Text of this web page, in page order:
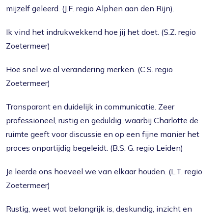
mijzelf geleerd. (J.F. regio Alphen aan den Rijn).
Ik vind het indrukwekkend hoe jij het doet. (S.Z. regio
Zoetermeer)
Hoe snel we al verandering merken. (C.S. regio
Zoetermeer)
Transparant en duidelijk in communicatie. Zeer
professioneel, rustig en geduldig, waarbij Charlotte de
ruimte geeft voor discussie en op een fijne manier het
proces onpartijdig begeleidt. (B.S. G. regio Leiden)
Je leerde ons hoeveel we van elkaar houden. (L.T. regio
Zoetermeer)
Rustig, weet wat belangrijk is, deskundig, inzicht en